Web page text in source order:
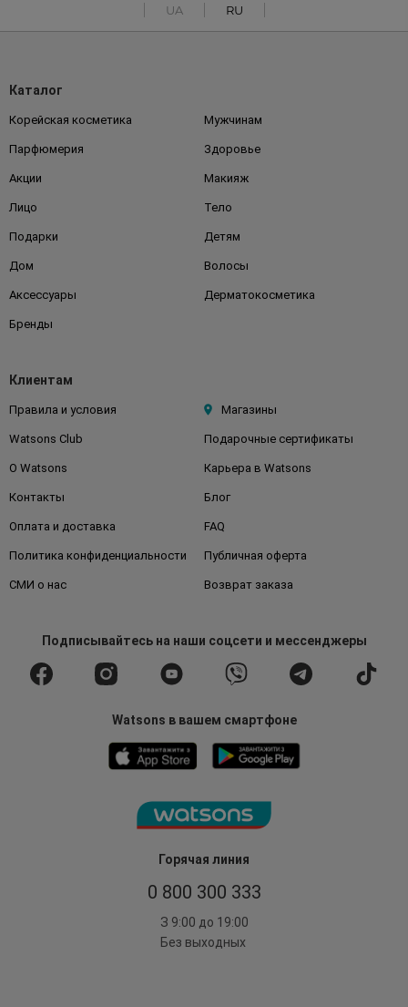
UA RU
Горячая линия
0 800 300 333
З 9:00 до 19:00
Без выходных
Каталог
Корейская косметика Мужчинам
Парфюмерия Здоровье
Акции Макияж
Лицо Тело
Подарки Детям
Дом Волосы
Аксессуары Дерматокосметика
Бренды
Клиентам
Правила и условия Магазины
Watsons Club Подарочные сертификаты
О Watsons Карьера в Watsons
Контакты Блог
Оплата и доставка FAQ
Политика конфиденциальности Публичная оферта
СМИ о нас Возврат заказа
Подписывайтесьна наши соцсети и мессенджеры
Watsons в вашем смартфоне